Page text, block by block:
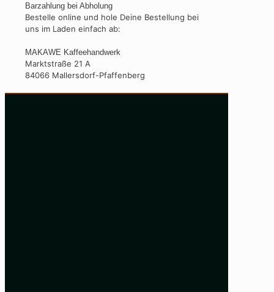
Barzahlung bei Abholung
Bestelle online und hole Deine Bestellung bei
uns im Laden einfach ab:
MAKAWE Kaffeehandwerk
Marktstraße 21 A
84066 Mallersdorf-Pfaffenberg